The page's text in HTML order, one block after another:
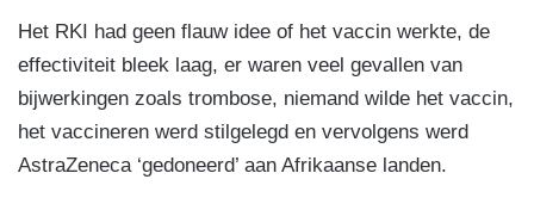
Het RKI had geen flauw idee of het vaccin werkte, de
effectiviteit bleek laag, er waren veel gevallen van
bijwerkingen zoals trombose, niemand wilde het vaccin,
het vaccineren werd stilgelegd en vervolgens werd
AstraZeneca ‘gedoneerd’ aan Afrikaanse landen.